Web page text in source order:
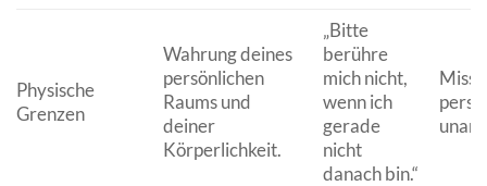
Physische
Grenzen
Wahrung deines
persönlichen
Raums und
deiner
Körperlichkeit.
„Bitte
berühre
mich nicht,
wenn ich
gerade
nicht
danach bin.“